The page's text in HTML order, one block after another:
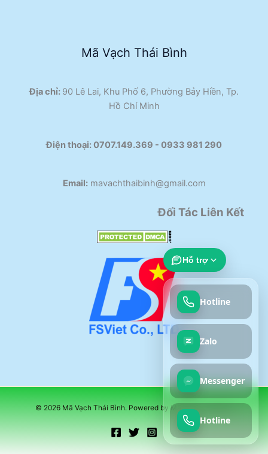
Mã Vạch Thái Bình
Địa chỉ: 90 Lê Lai, Khu Phố 6, Phường Bảy Hiền, Tp.
Hồ Chí Minh
Điện thoại:0707.149.369 - 0933 981 290​
Email:mavachthaibinh@gmail.com
Đối Tác Liên Kết
© 2026 Mã Vạch Thái Bình. Powered by Mã Vạch Thái Bình
Hỗ trợ
Hotline
Zalo
Messenger
Hotline